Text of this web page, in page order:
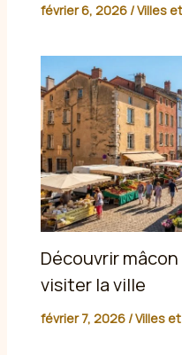
février 6, 2026 /Villes
Découvrir
visiter la ville
février 7, 2026/Villes